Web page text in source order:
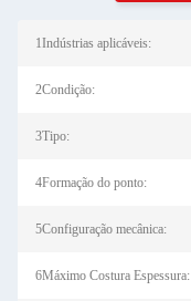
1Indústrias aplicáveis:
2Condição:
3Tipo:
4Formação do ponto:
5Configuração mecânica:
6Máximo Costura Espessura: